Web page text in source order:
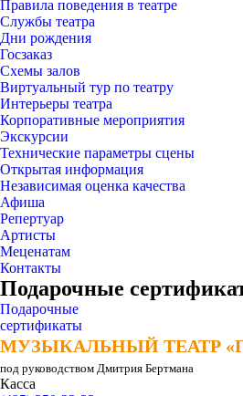
Правила поведения в театре
Службы театра
Дни рождения
Госзаказ
Схемы залов
Виртуальный тур по театру
Интерьеры театра
Корпоративные мероприятия
Экскурсии
Технические параметры сцены
Открытая информация
Независимая оценка качества
Афиша
Репертуар
Артисты
Меценатам
Контакты
Подарочные
Подарочные
сертификаты
МУЗЫКАЛЬНЫЙ ТЕАТР
МУЗЫКАЛЬНЫЙ ТЕАТР
под руководством Дмитрия Бертмана
Касса